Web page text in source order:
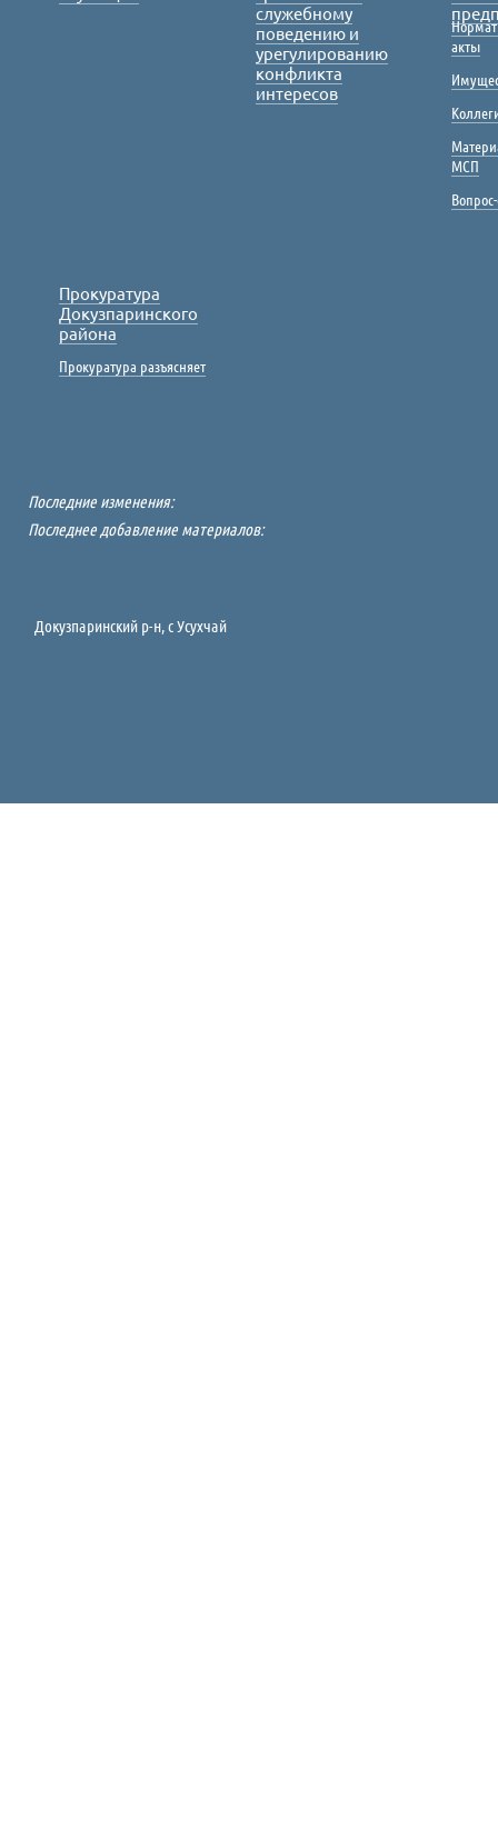
служебному
поведению и
урегулированию
конфликта
интересов
акты
МСП
Прокуратура
Докузпаринского
района
Прокуратура разъясняет
Последние изменения:
Последнее добавление материалов:
Докузпаринский р-н, c Усухчай